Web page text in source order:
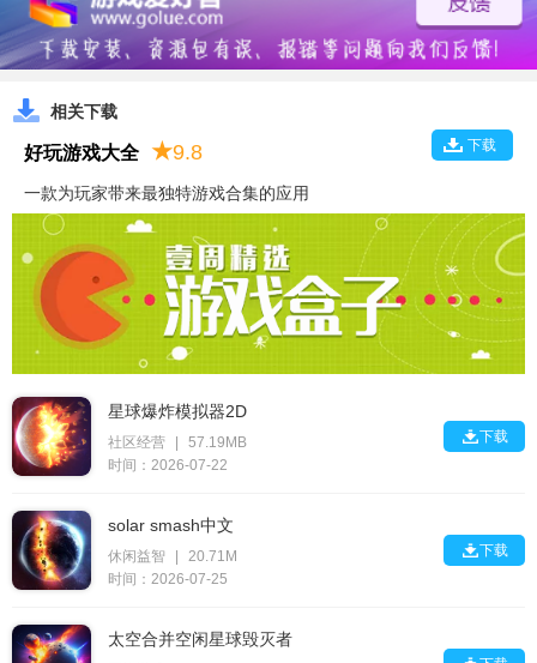
相关下载
下载
好玩游戏大全 ★9.8
一款为玩家带来最独特游戏合集的应用
星球爆炸模拟器2D
社区经营
57.19MB
时间：2026-07-22
下载
solar smash中文
休闲益智
20.71M
时间：2026-07-25
下载
太空合并空闲星球毁灭者